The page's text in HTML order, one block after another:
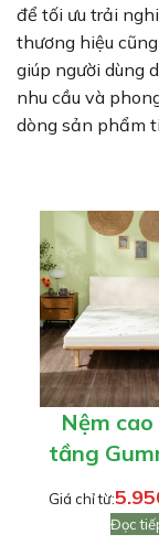
để tối ưu trải
thương hiệu
giúp người dùng
nhu cầu và
dòng sản phẩm
Nệm
tầng
Giá chỉ từ:
Đọc